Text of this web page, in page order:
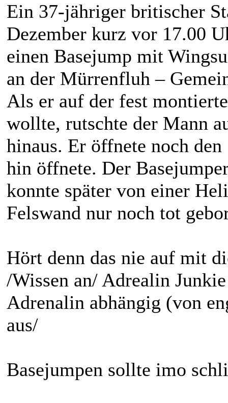
Ein 37-jähriger britischer
Dezember kurz vor 17.00
einen Basejump mit
an der Mürrenfluh –
Als er auf der fest
wollte, rutschte der Mann
hinaus. Er öffnete noch
hin öffnete. Der
konnte später von einer
Felswand nur noch tot
Hört denn das nie auf mit
/Wissen an/ Adrealin
Adrenalin abhängig (von
aus/
Basejumpen sollte imo